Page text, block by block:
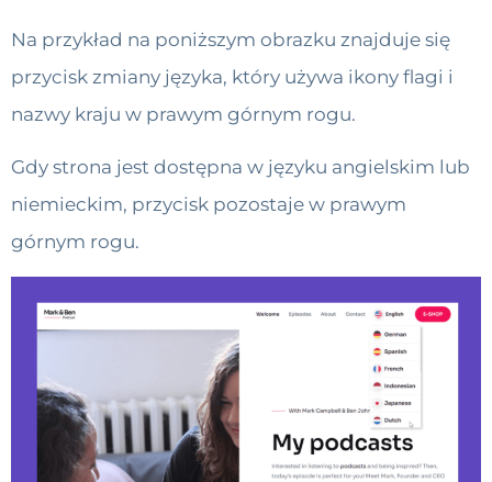
Na przykład na poniższym obrazku znajduje się
przycisk zmiany języka, który używa ikony flagi i
nazwy kraju w prawym górnym rogu.
Gdy strona jest dostępna w języku angielskim lub
niemieckim, przycisk pozostaje w prawym
górnym rogu.